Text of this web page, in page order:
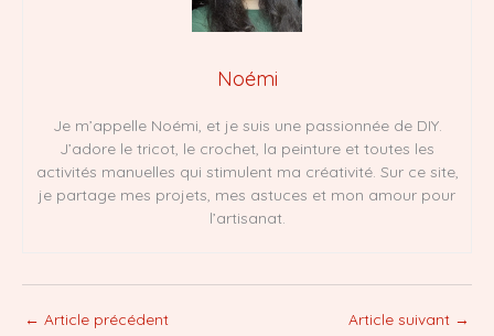
Noémi
Je m’appelle Noémi, et je suis une passionnée de DIY.
J’adore le tricot, le crochet, la peinture et toutes les
activités manuelles qui stimulent ma créativité. Sur ce site,
je partage mes projets, mes astuces et mon amour pour
l’artisanat.
← Article précédent Article suivant →